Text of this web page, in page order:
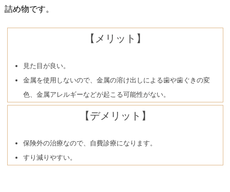
詰め物です。
【メリット】
見た目が良い。
金属を使用しないので、金属の溶け出しによる歯や歯ぐきの変
色、金属アレルギーなどが起こる可能性がない。
【デメリット】
保険外の治療なので、自費診療になります。
すり減りやすい。